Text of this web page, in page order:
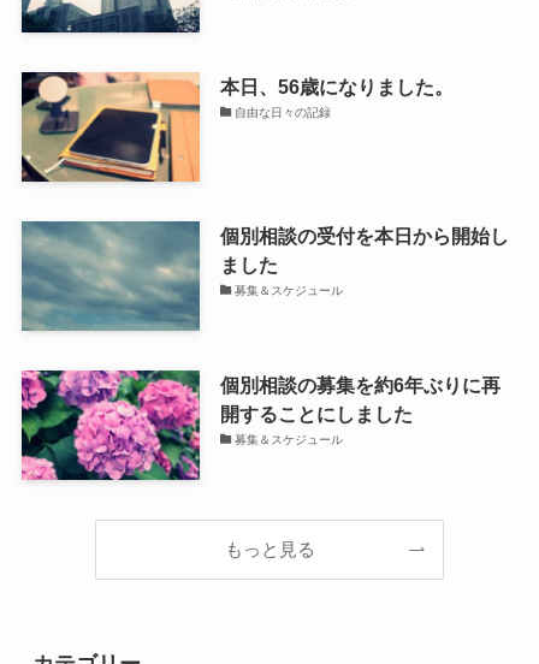
本日、56歳になりました。
自由な日々の記録
個別相談の受付を本日から開始し
ました
募集＆スケジュール
個別相談の募集を約6年ぶりに再
開することにしました
募集＆スケジュール
もっと見る